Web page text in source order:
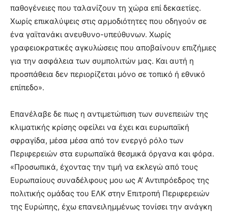
παθογένειες που ταλανίζουν τη χώρα επί δεκαετίες.
Χωρίς επικαλύψεις στις αρμοδιότητες που οδηγούν σε
ένα γαϊτανάκι ανευθυνο-υπεύθυνων. Χωρίς
γραφειοκρατικές αγκυλώσεις που αποβαίνουν επιζήμιες
για την ασφάλεια των συμπολιτών μας. Και αυτή η
προσπάθεια δεν περιορίζεται μόνο σε τοπικό ή εθνικό
επίπεδο».
Επανέλαβε δε πως η αντιμετώπιση των συνεπειών της
κλιματικής κρίσης οφείλει να έχει και ευρωπαϊκή
σφραγίδα, μέσα μέσα από τον ενεργό ρόλο των
Περιφερειών στα ευρωπαϊκά θεσμικά όργανα και φόρα.
«Προσωπικά, έχοντας την τιμή να εκλεγώ από τους
Ευρωπαίους συναδέλφους μου ως Α’ Αντιπρόεδρος της
πολιτικής ομάδας του ΕΛΚ στην Επιτροπή Περιφερειών
της Ευρώπης, έχω επανειλημμένως τονίσει την ανάγκη